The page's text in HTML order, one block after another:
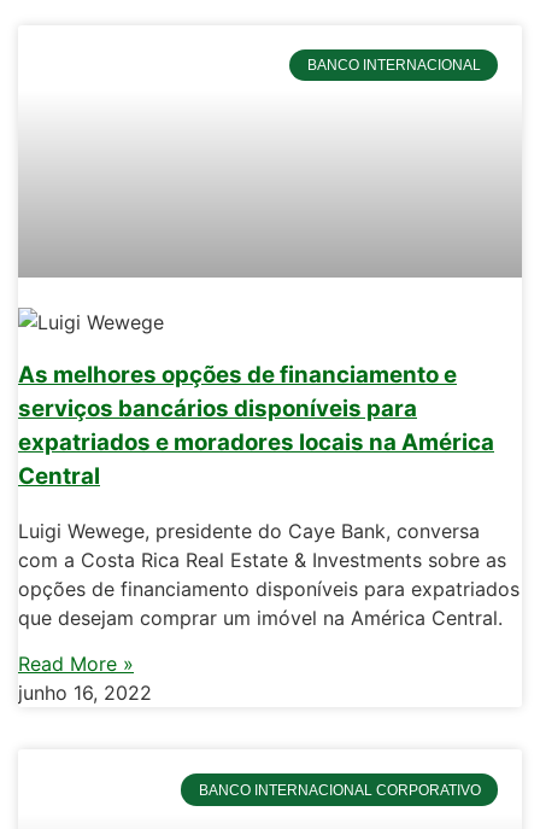
BANCO INTERNACIONAL
As melhores opções de financiamento e
serviços bancários disponíveis para
expatriados e moradores locais na América
Central
Luigi Wewege, presidente do Caye Bank, conversa
com a Costa Rica Real Estate & Investments sobre as
opções de financiamento disponíveis para expatriados
que desejam comprar um imóvel na América Central.
Read More »
junho 16, 2022
BANCO INTERNACIONAL CORPORATIVO